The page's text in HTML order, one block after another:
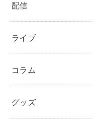
配信
ライブ
コラム
グッズ